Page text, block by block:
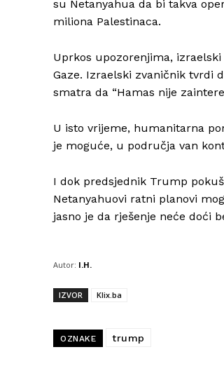
su Netanyahua da bi takva
miliona Palestinaca.
Uprkos upozorenjima,
Gaze. Izraelski zvaničnik tvrdi
smatra da “Hamas nije
U isto vrijeme, humanitarna
je moguće, u područja van
I dok predsjednik Trump
Netanyahuovi ratni planovi
jasno je da rješenje neće doći
Autor: I.H.
IZVOR Klix.ba
OZNAKE trump